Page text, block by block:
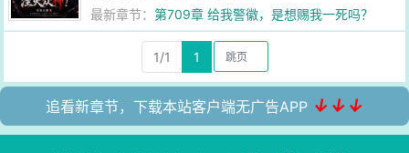
最新章节：第709章 给我警徽，是想赐我一死吗？
1/1 1
追看新章节，下载本站客户端无广告APP ↓↓↓